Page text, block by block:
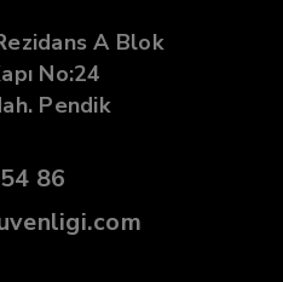
A Blok
No:24
Pendik
86